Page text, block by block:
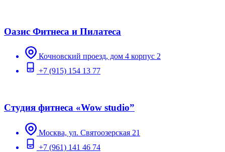
Оазис Фитнеса и Пилатеса
Кочновский проезд, дом 4 корпус 2
+7 (915) 154 13 77
Студия фитнеса «Wow studio”
Москва, ул. Святоозерская 21
+7 (961) 141 46 74